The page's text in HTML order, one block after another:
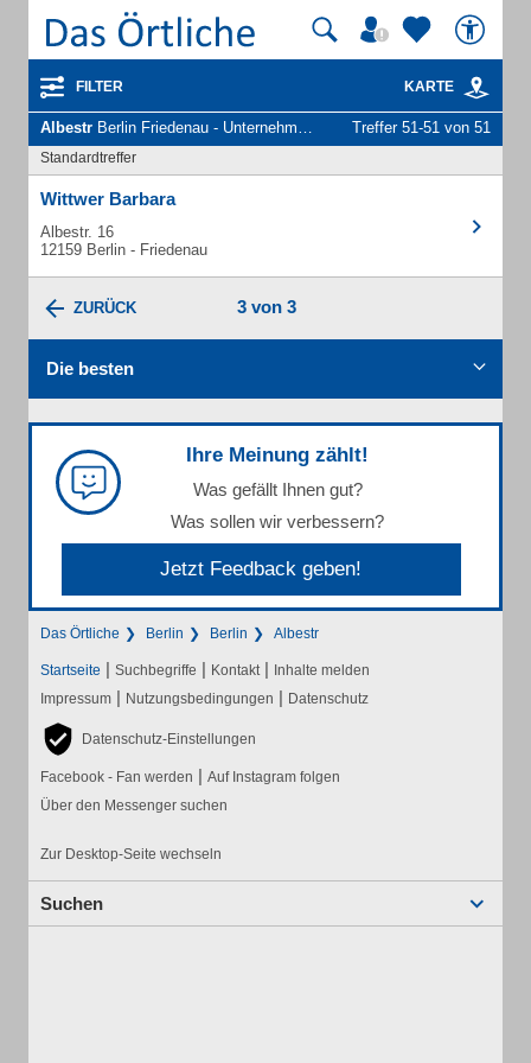
FILTER KARTE
Albestr Berlin Friedenau - Unternehmen und Personen Treffer 51-51 von 51
Standardtreffer
Wittwer Barbara
Albestr. 16
12159 Berlin - Friedenau
ZURÜCK 3 von 3
Die besten
Ihre Meinung zählt!
Was gefällt Ihnen gut?
Was sollen wir verbessern?
Jetzt Feedback geben!
Das Örtliche Berlin Berlin Albestr
Startseite | Suchbegriffe | Kontakt | Inhalte melden
Impressum | Nutzungsbedingungen | Datenschutz
Datenschutz-Einstellungen
Facebook - Fan werden | Auf Instagram folgen
Über den Messenger suchen
Zur Desktop-Seite wechseln
Suchen